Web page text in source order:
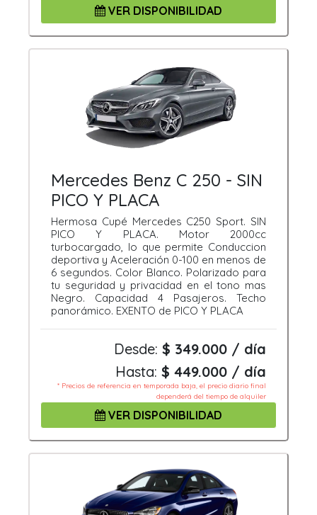
VER DISPONIBILIDAD
Mercedes Benz C 250 - SIN
PICO Y PLACA
Hermosa Cupé Mercedes C250 Sport. SIN
PICO Y PLACA. Motor 2000cc
turbocargado, lo que permite Conduccion
deportiva y Aceleración 0-100 en menos de
6 segundos. Color Blanco. Polarizado para
tu seguridad y privacidad en el tono mas
Negro. Capacidad 4 Pasajeros. Techo
panorámico. EXENTO de PICO Y PLACA
Desde: $ 349.000 / día
Hasta: $ 449.000 / día
* Precios de referencia en temporada baja, el precio diario final
dependerá del tiempo de alquiler
VER DISPONIBILIDAD